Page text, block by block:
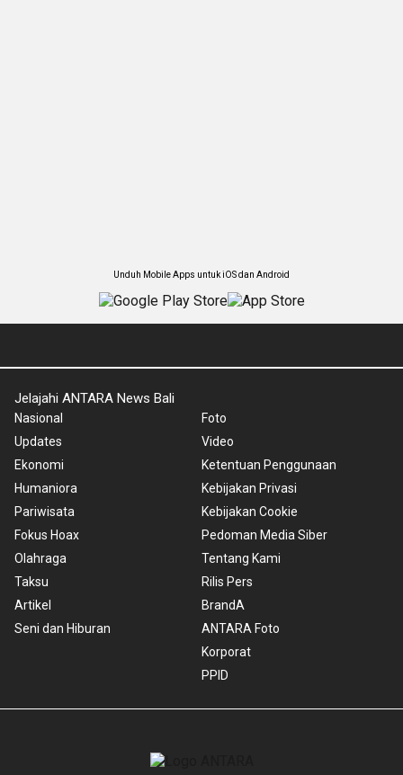
Unduh Mobile Apps untuk iOS dan Android
Jelajahi ANTARA News Bali
Nasional
Updates
Ekonomi
Humaniora
Pariwisata
Fokus Hoax
Olahraga
Taksu
Artikel
Seni dan Hiburan
Foto
Video
Ketentuan Penggunaan
Kebijakan Privasi
Kebijakan Cookie
Pedoman Media Siber
Tentang Kami
Rilis Pers
BrandA
ANTARA Foto
Korporat
PPID